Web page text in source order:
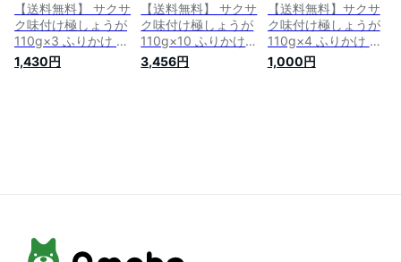
【送料無料】 サクサ
ク味付け極しょうが
110g×3 ふりかけ ご
飯のお供 酢しょうが
おかず生姜 万能調味
1,430円
【送料無料】 サクサ
ク味付け極しょうが
110g×10 ふりかけ
ご飯のお供 酢しょう
が おかず生姜 万能
3,456円
【送料無料】サクサ
ク味付け極しょうが
110g×4 ふりかけ ご
飯のお供 酢しょうが
おかず生姜 万能調味
1,000円